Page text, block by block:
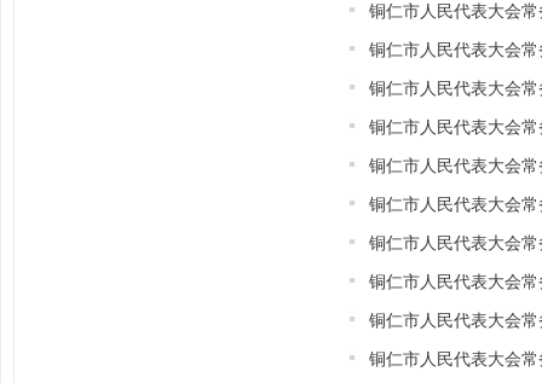
铜仁市人民代表大会
铜仁市人民代表大会
铜仁市人民代表大会
铜仁市人民代表大会
铜仁市人民代表大会
铜仁市人民代表大会
铜仁市人民代表大会
铜仁市人民代表大会
铜仁市人民代表大会
铜仁市人民代表大会